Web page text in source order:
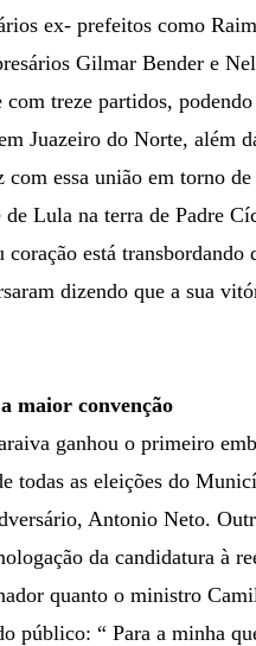
ex- prefeitos como
Gilmar Bender e
treze partidos,
Juazeiro do Norte, além
com essa união em torno
de Lula na terra de Padre
está transbordando
dizendo que a sua
maior convenção
ganhou o primeiro
todas as eleições do
Antonio Neto.
da candidatura à
quanto o ministro
público: “ Para a minha